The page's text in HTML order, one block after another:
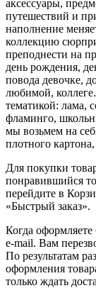
аксессуары,
путешествий и
наполнение
коллекцию
преподнести на
день рождения,
повода девочке,
любимой,
тематикой: лама,
фламинго,
мы возьмем на
плотного
Для покупки
понравившийся
перейдите в
«Быстрый заказ».
Когда
e-mail. Вам
По результатам
оформления
только ждать